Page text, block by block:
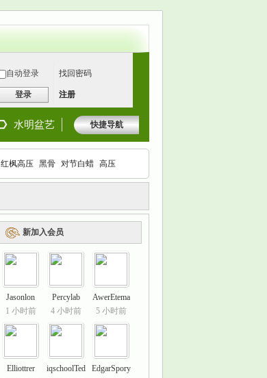
自动登录 找回密码
登录 注册
快捷导航
水明盆艺
红枫高压 黑骨 对节白蜡 高压
新加入会员
Jasonlon
1 小时前
Percylab
4 小时前
AwerEtema
5 小时前
Elliottrer
iqschoolTed
EdgarSpory